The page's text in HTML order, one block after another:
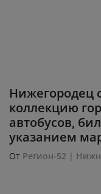
Нижегородец
коллекцию
автобусов,
указанием
От Регион-52 |